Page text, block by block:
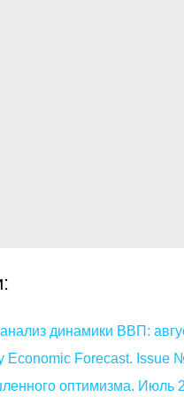
динамики ВВП:
Economic Forecast. Issue
оптимизма. Июль